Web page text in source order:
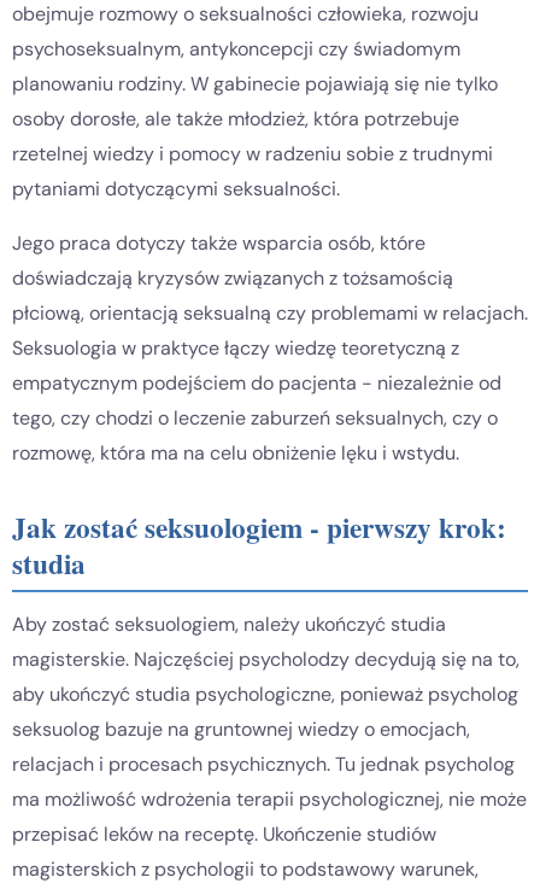
obejmuje rozmowy o seksualności człowieka, rozwoju
psychoseksualnym, antykoncepcji czy świadomym
planowaniu rodziny. W gabinecie pojawiają się nie tylko
osoby dorosłe, ale także młodzież, która potrzebuje
rzetelnej wiedzy i pomocy w radzeniu sobie z trudnymi
pytaniami dotyczącymi seksualności.
Jego praca dotyczy także wsparcia osób, które
doświadczają kryzysów związanych z tożsamością
płciową, orientacją seksualną czy problemami w relacjach.
Seksuologia w praktyce łączy wiedzę teoretyczną z
empatycznym podejściem do pacjenta - niezależnie od
tego, czy chodzi o leczenie zaburzeń seksualnych, czy o
rozmowę, która ma na celu obniżenie lęku i wstydu.
Jak zostać seksuologiem - pierwszy krok:
studia
Aby zostać seksuologiem, należy ukończyć studia
magisterskie. Najczęściej psycholodzy decydują się na to,
aby ukończyć studia psychologiczne, ponieważ psycholog
seksuolog bazuje na gruntownej wiedzy o emocjach,
relacjach i procesach psychicznych. Tu jednak psycholog
ma możliwość wdrożenia terapii psychologicznej, nie może
przepisać leków na receptę. Ukończenie studiów
magisterskich z psychologii to podstawowy warunek,